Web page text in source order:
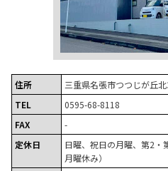
住所
三重県名張市つつじが丘
TEL
0595-68-8118
FAX
-
定休日
日曜、祝日の月曜、第2・
月曜休み）